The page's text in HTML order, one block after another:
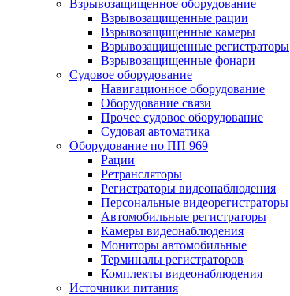
Взрывозащищенное оборудование
Взрывозащищенные рации
Взрывозащищенные камеры
Взрывозащищенные регистраторы
Взрывозащищенные фонари
Судовое оборудование
Навигационное оборудование
Оборудование связи
Прочее судовое оборудование
Судовая автоматика
Оборудование по ПП 969
Рации
Ретрансляторы
Регистраторы видеонаблюдения
Персональные видеорегистраторы
Автомобильные регистраторы
Камеры видеонаблюдения
Мониторы автомобильные
Терминалы регистраторов
Комплекты видеонаблюдения
Источники питания